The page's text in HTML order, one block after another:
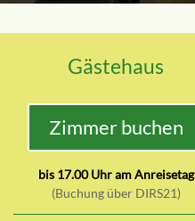
Gästehaus
Zimmer buchen
bis 17.00 Uhr am Anreisetag
(Buchung über DIRS21)